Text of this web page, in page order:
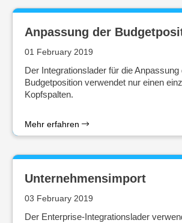
Anpassung der
01 February 2019
Der Integrationslader für die Anpassung
Budgetposition verwendet nur einen
Kopfspalten.
Mehr erfahren
Unternehmensimport
03 February 2019
Der Enterprise-Integrationslader